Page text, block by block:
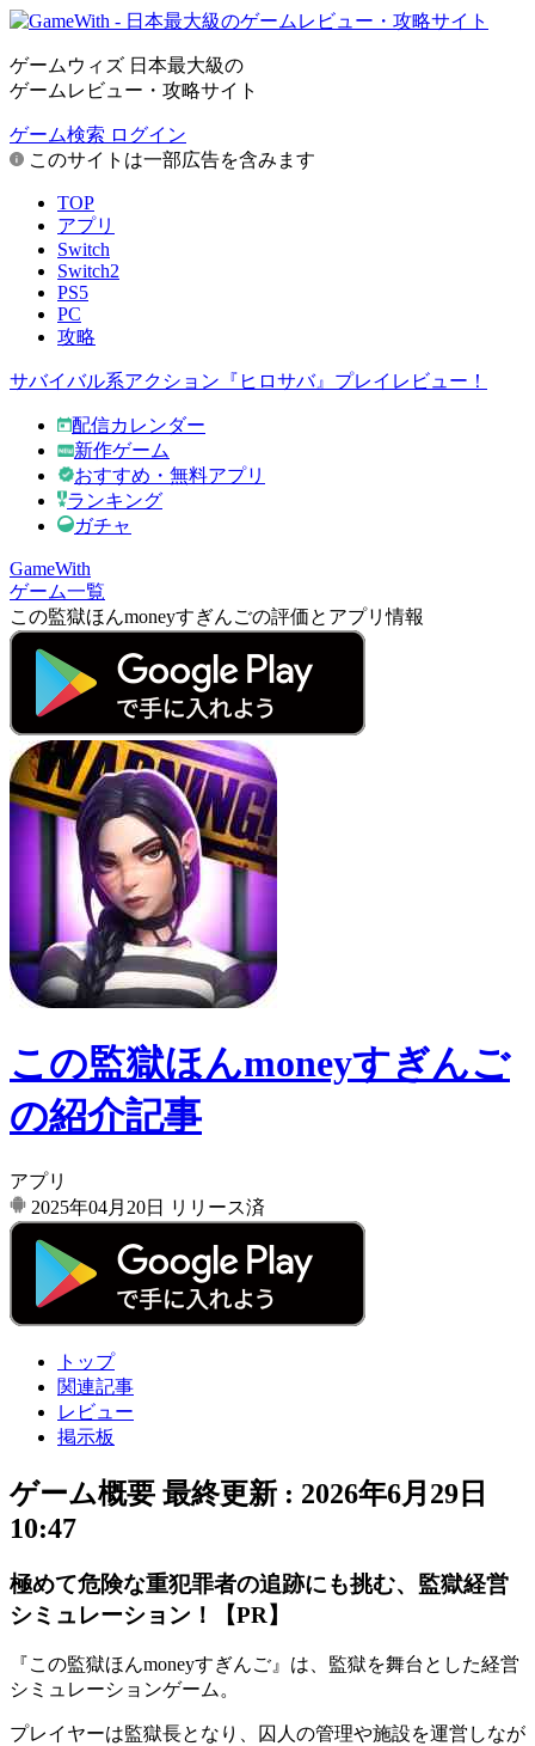
ゲームウィズ 日本最大級の
ゲームレビュー・攻略サイト
ゲーム検索 ログイン
このサイトは一部広告を含みます
TOP
アプリ
Switch
Switch2
PS5
PC
攻略
サバイバル系アクション『ヒロサバ』プレイレビュー！
配信カレンダー
新作ゲーム
おすすめ・無料アプリ
ランキング
ガチャ
GameWith
ゲーム一覧
この監獄ほんmoneyすぎんごの評価とアプリ情報
この監獄ほんmoneyすぎんご
の紹介記事
アプリ
2025年04月20日
リリース済
トップ
関連記事
レビュー
掲示板
ゲーム概要 最終更新 : 2026年6月29日
10:47
極めて危険な重犯罪者の追跡にも挑む、監獄経営
シミュレーション！【PR】
『この監獄ほんmoneyすぎんご』は、監獄を舞台とした経営
シミュレーションゲーム。
プレイヤーは監獄長となり、囚人の管理や施設を運営しなが